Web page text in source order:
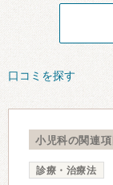
口コミを探す
小児科の関連項
診療・治療法